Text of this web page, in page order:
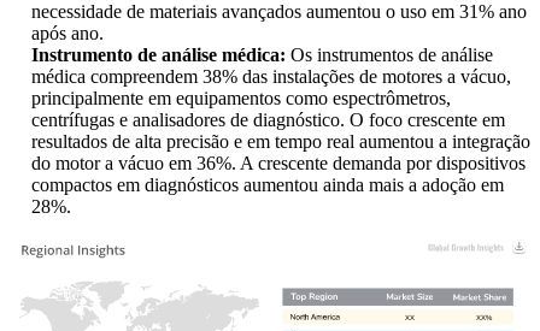
necessidade de materiais avançados aumentou o uso em 31% ano
após ano.
Instrumento de análise médica: Os instrumentos de análise
médica compreendem 38% das instalações de motores a vácuo,
principalmente em equipamentos como espectrômetros,
centrífugas e analisadores de diagnóstico. O foco crescente em
resultados de alta precisão e em tempo real aumentou a integração
do motor a vácuo em 36%. A crescente demanda por dispositivos
compactos em diagnósticos aumentou ainda mais a adoção em
28%.
XX%
XX